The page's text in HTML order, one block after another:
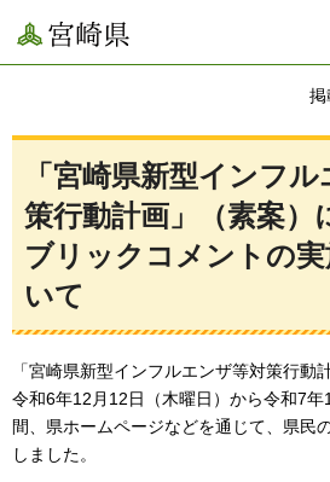
宮崎県
掲
「宮崎県新型インフ
策行動計画」（素案）
ブリックコメントの
いて
「宮崎県新型インフルエンザ等対策行動
令和6年12月12日（木曜日）から令和7
間、県ホームページなどを通じて、県民
しました。